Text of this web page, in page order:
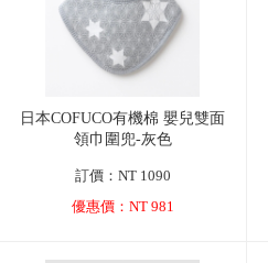
日本COFUCO有機棉 嬰兒雙面
領巾圍兜-灰色
訂價：NT 1090
優惠價：NT 981